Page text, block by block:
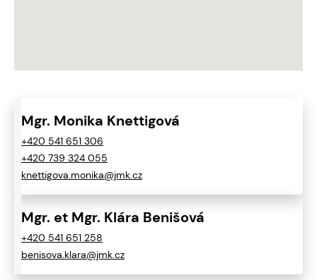
Mgr. Monika Knettigová
+420 541 651 306
+420 739 324 055
knettigova.monika@jmk.cz
Mgr. et Mgr. Klára Benišová
+420 541 651 258
benisova.klara@jmk.cz